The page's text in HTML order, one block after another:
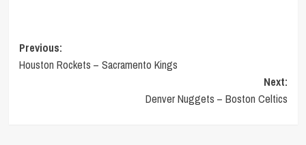
Post
navigation
Previous:
Houston Rockets – Sacramento Kings
Next:
Denver Nuggets – Boston Celtics